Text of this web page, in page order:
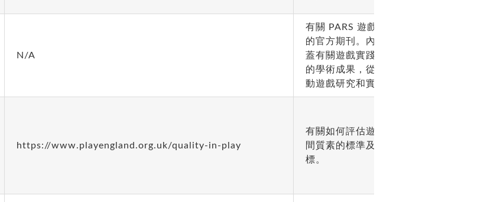
N/A
有關 PARS 遊戲實踐
的官方期刊。內容涵
蓋有關遊戲實踐相關
的學術成果，從而推
動遊戲研究和實踐。
https://www.playengland.org.uk/quality-in-play
有關如何評估遊樂空
間質素的標準及指
標。